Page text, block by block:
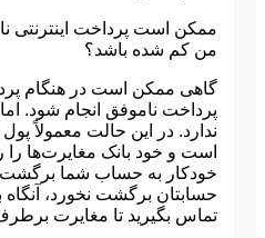
ممکن است پرداخت اینترنتی
من کم شده باشد؟
گاهی ممکن است در هنگام
پرداخت ناموفق انجام شود.
ندارد. در این حالت معمولاً
است و خود بانک مغایرت‏‌ها
حسابتان برگشت نخورد، آنگاه
تماس بگیرید تا مغایرت